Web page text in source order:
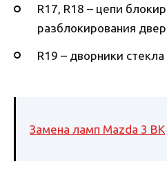
R17, R18 – цепи
разблокирования
R19 – дворники стекла
Замена ламп Mazda 3 BK